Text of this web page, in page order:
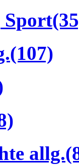
(107)
allg.